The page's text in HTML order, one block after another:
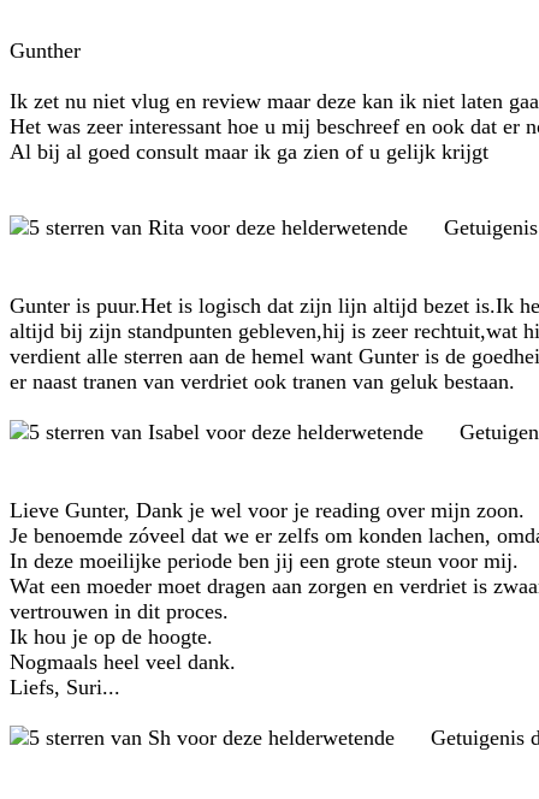
Gunther
Ik zet nu niet vlug en review maar deze kan ik niet laten
Het was zeer interessant hoe u mij beschreef en ook dat er
Al bij al goed consult maar ik ga zien of u gelijk krijgt
Gunter is puur.Het is logisch dat zijn lijn altijd bezet is.Ik
altijd bij zijn standpunten gebleven,hij is zeer rechtuit,wat
verdient alle sterren aan de hemel want Gunter is de
er naast tranen van verdriet ook tranen van geluk bestaan.
Lieve Gunter, Dank je wel voor je reading over mijn zoon.
Je benoemde zóveel dat we er zelfs om konden lachen,
In deze moeilijke periode ben jij een grote steun voor mij.
Wat een moeder moet dragen aan zorgen en verdriet is
vertrouwen in dit proces.
Ik hou je op de hoogte.
Nogmaals heel veel dank.
Liefs, Suri...
Getuigenis